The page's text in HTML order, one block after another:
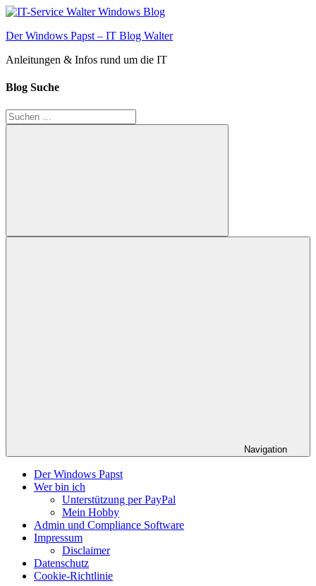
Zum
springen
Der Windows Papst – IT Blog Walter
Anleitungen & Infos rund um die IT
Blog Suche
Suchen
nach:
Suchen
Navigation
Der Windows Papst
Wer bin ich
Unterstützung per PayPal
Mein Hobby
Admin und Compliance Software
Impressum
Disclaimer
Datenschutz
Cookie-Richtlinie